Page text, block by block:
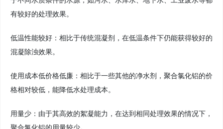
有较好的处理效果。
低温性能较好：相比于传统混凝剂，在低温条件下仍能获得较好的
混凝除浊效果。
使用成本低价格低廉：相比于一些其他的净水剂，聚合氯化铝的价
格相对较低，能降低水处理成本。
用量少：由于其高效的絮凝能力，在达到相同处理效果的情况下，